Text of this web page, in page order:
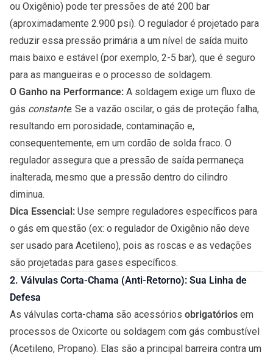
ou Oxigênio) pode ter pressões de até 200 bar
(aproximadamente 2.900 psi). O regulador é projetado para
reduzir essa pressão primária a um nível de saída muito
mais baixo e estável (por exemplo, 2-5 bar), que é seguro
para as mangueiras e o processo de soldagem.
O Ganho na Performance: A soldagem exige um fluxo de
gás constante. Se a vazão oscilar, o gás de proteção falha,
resultando em porosidade, contaminação e,
consequentemente, em um cordão de solda fraco. O
regulador assegura que a pressão de saída permaneça
inalterada, mesmo que a pressão dentro do cilindro
diminua.
Dica Essencial: Use sempre reguladores específicos para
o gás em questão (ex: o regulador de Oxigênio não deve
ser usado para Acetileno), pois as roscas e as vedações
são projetadas para gases específicos.
2. Válvulas Corta-Chama (Anti-Retorno): Sua Linha de
Defesa
As válvulas corta-chama são acessórios obrigatórios em
processos de Oxicorte ou soldagem com gás combustível
(Acetileno, Propano). Elas são a principal barreira contra um